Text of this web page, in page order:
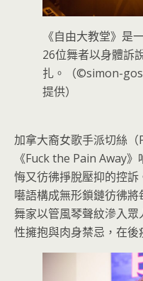
《自由大教堂》是
26位舞者以身體訴
扎。（©simon-
提供）
加拿大裔女歌手派切絲
《Fuck the Pain Away
悔又彷彿掙脫壓抑的控訴
囈語構成無形鎖鏈彷彿
舞家以管風琴聲紋滲入
性擁抱與肉身禁忌，在後